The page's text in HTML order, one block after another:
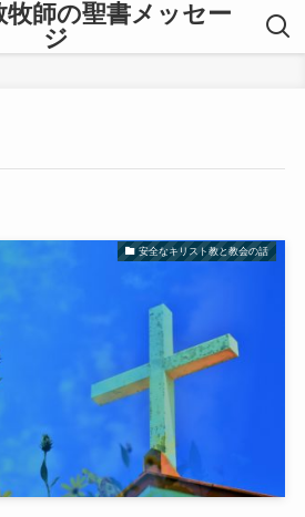
師の聖書メッセー
ジ
安全なキリスト教と教会の話